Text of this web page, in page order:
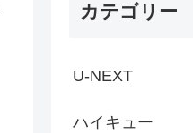
カテゴリー
U-NEXT
ハイキュー